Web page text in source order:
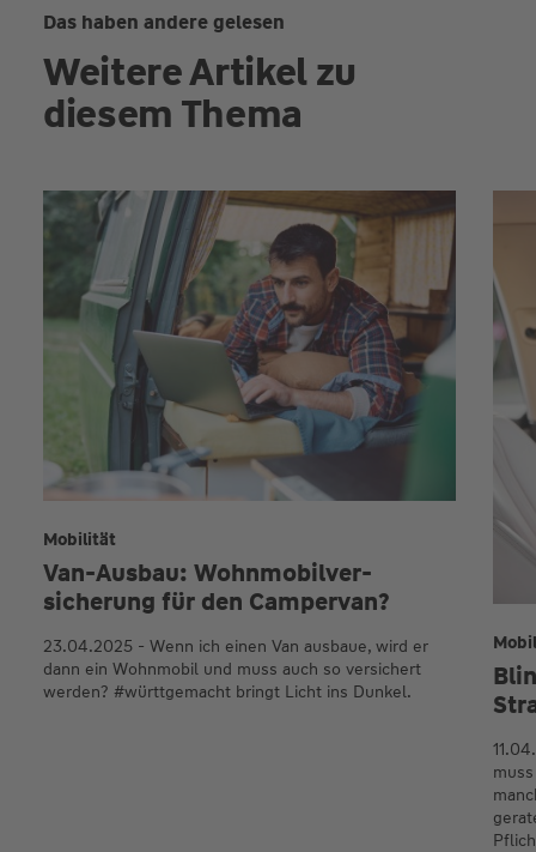
Das haben andere gelesen
Weitere Artikel zu
diesem Thema
Van-Ausbau: Wohn­mobil­ver­
sicherung für den Camper­van?
Mobilität
23.04.2025 - Wenn ich einen Van ausbaue, wird er
dann ein Wohnmobil und muss auch so versichert
werden? #württgemacht bringt Licht ins Dunkel.